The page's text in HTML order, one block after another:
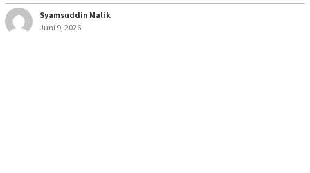
Syamsuddin Malik
Juni 9, 2026